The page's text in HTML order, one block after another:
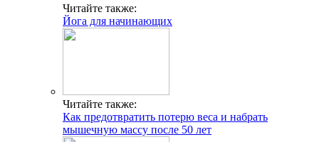
Читайте также:
Йога для начинающих
Читайте также:
Как предотвратить потерю веса и набрать
мышечную массу после 50 лет